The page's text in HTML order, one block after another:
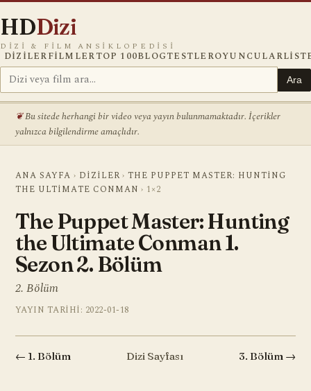
HDDizi
DIZI & FILM ANSIKLOPEDISI
DIZILERFILMLERTOP 100BLOGTESTLEROYUNCULAR
Ara
Bu sitede herhangi bir video veya yayın bulunmamaktadır. İçerikler
yalnızca bilgilendirme amaçlıdır.
ANA SAYFA › DIZILER › THE PUPPET MASTER: HUNTING
THE ULTIMATE CONMAN › 1×2
The Puppet Master: Hunting
the Ultimate Conman 1.
Sezon 2. Bölüm
2. Bölüm
YAYIN TARIHI: 2022-01-18
← 1. Bölüm Dizi Sayfası 3. Bölüm →